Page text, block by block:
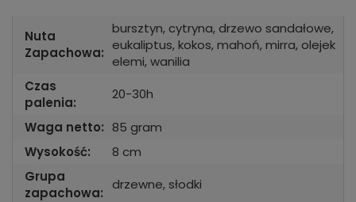
Nuta
Zapachowa:
bursztyn, cytryna, drzewo sandałowe,
eukaliptus, kokos, mahoń, mirra, olejek
elemi, wanilia
Czas
palenia:
20-30h
Waga netto: 85 gram
Wysokość:
8 cm
Grupa
zapachowa:
drzewne, słodki